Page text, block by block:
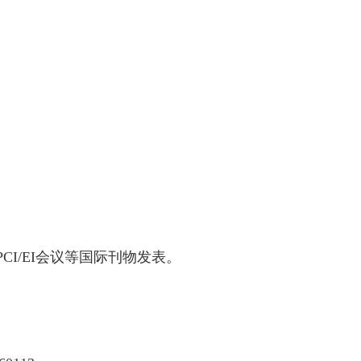
EI会议等国际刊物发表。